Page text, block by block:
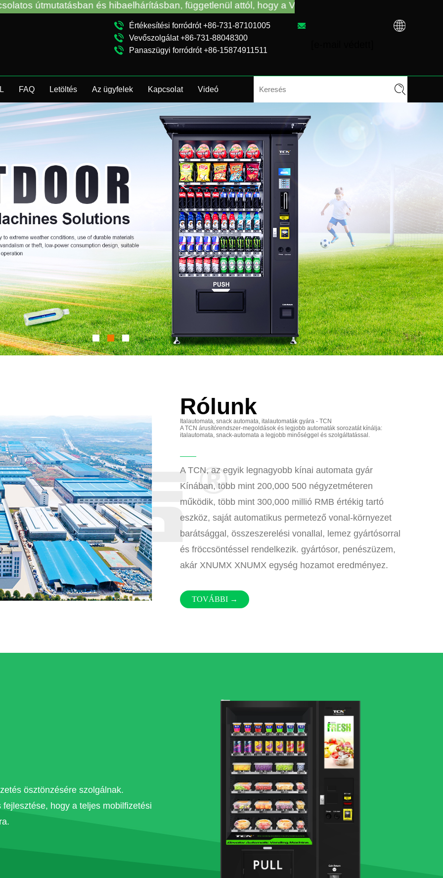
Értékesítési forródrót +86-731-87101005
Vevőszolgálat +86-731-88048300
Panaszügyi forródrót +86-15874911511
FAQ Letöltés Az ügyfelek Kapcsolat Videó
Rólunk
Italautomata, snack automata, italautomaták gyára - TCN
A TCN árusítórendszer-megoldások és legjobb automaták sorozatát kínálja:
italautomata, snack-automata a legjobb minőséggel és szolgáltatással.
A TCN, az egyik legnagyobb kínai automata gyár
Kínában, több mint 200,000 500 négyzetméteren
működik, több mint 300,000 millió RMB értékig tartó
eszköz, saját automatikus permetező vonal-környezet
barátsággal, összeszerelési vonallal, lemez gyártósorral
és fröccsöntéssel rendelkezik. gyártósor, penészüzem,
akár XNUMX XNUMX egység hozamot eredményez.
TOVÁBBI →
ösztönzésére szolgálnak.
hogy a teljes mobilfizetési
hibaelhárításban, függetlenül attól, hogy a VM-et a TCN gyárától vagy a helyi forgalmazótól